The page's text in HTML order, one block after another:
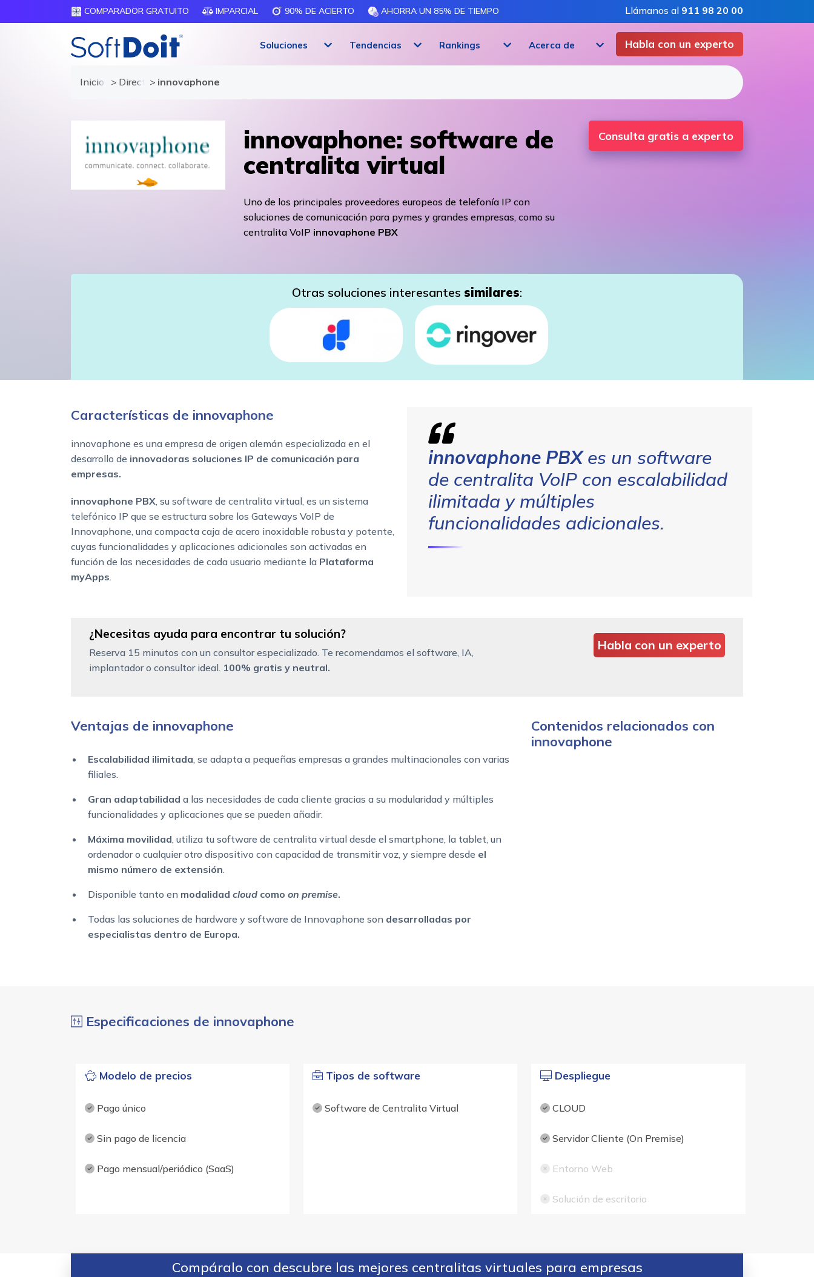
COMPARADOR GRATUITO IMPARCIAL 90% DE ACIERTO AHORRA UN 85% DE TIEMPO Llámanos al 911 98 20 00
Habla con un experto
Soluciones Tendencias Rankings Acerca de
Inicio Directorio de proveedores
innovaphone
innovaphone: software de
centralita virtual
Uno de los principales proveedores europeos de telefonía IP con
soluciones de comunicación para pymes y grandes empresas, como su
centralita VoIP innovaphone PBX
Consulta gratis a experto
Otras soluciones interesantes similares:
Características de innovaphone
innovaphone es una empresa de origen alemán especializada en el
desarrollo de innovadoras soluciones IP de comunicación para
empresas.
innovaphone PBX, su software de centralita virtual, es un sistema
telefónico IP que se estructura sobre los Gateways VoIP de
Innovaphone, una compacta caja de acero inoxidable robusta y potente,
cuyas funcionalidades y aplicaciones adicionales son activadas en
función de las necesidades de cada usuario mediante la Plataforma
myApps.
innovaphone PBXes un software
de centralita VoIP con escalabilidad
ilimitada y múltiples
funcionalidades adicionales.
¿Necesitas ayuda para encontrar tu solución?
Reserva 15 minutos con un consultor especializado. Te recomendamos el software, IA,
implantador o consultor ideal. 100% gratis y neutral.
Habla con un experto
Ventajas de innovaphone
Escalabilidad ilimitada, se adapta a pequeñas empresas a grandes multinacionales con varias
filiales.
Gran adaptabilidad a las necesidades de cada cliente gracias a su modularidad y múltiples
funcionalidades y aplicaciones que se pueden añadir.
Máxima movilidad, utiliza tu software de centralita virtual desde el smartphone, la tablet, un
ordenador o cualquier otro dispositivo con capacidad de transmitir voz, y siempre desde el
mismo número de extensión.
Disponible tanto en modalidad cloud como on premise.
Todas las soluciones de hardware y software de Innovaphone son desarrolladas por
especialistas dentro de Europa.
Contenidos relacionados con
innovaphone
Especificaciones de innovaphone
Modelo de precios
Pago único
Sin pago de licencia
Pago mensual/periódico (SaaS)
Tipos de software
Software de Centralita Virtual
Despliegue
CLOUD
Servidor Cliente (On Premise)
Entorno Web
Solución de escritorio
Compáralo con descubre las mejores centralitas virtuales para empresas